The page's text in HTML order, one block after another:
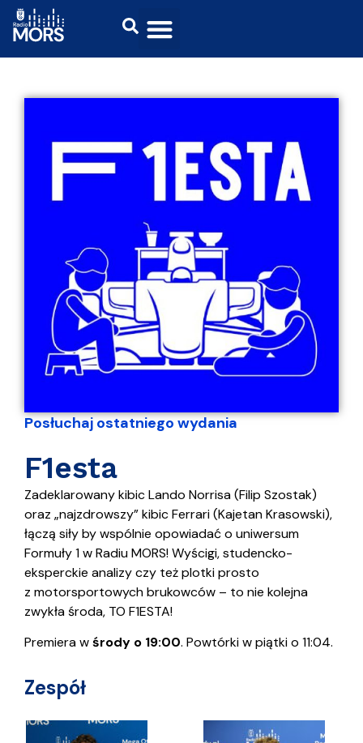
Posłuchaj ostatniego wydania
F1esta
Zadeklarowany kibic Lando Norrisa (Filip Szostak)
oraz „najzdrowszy” kibic Ferrari (Kajetan Krasowski),
łączą siły by wspólnie opowiadać o uniwersum
Formuły 1 w Radiu MORS! Wyścigi, studencko-
eksperckie analizy czy też plotki prosto
z motorsportowych brukowców – to nie kolejna
zwykła środa, TO F1ESTA!
Premiera wśrody o 19:00. Powtórki w piątki o 11:04.
Zespół